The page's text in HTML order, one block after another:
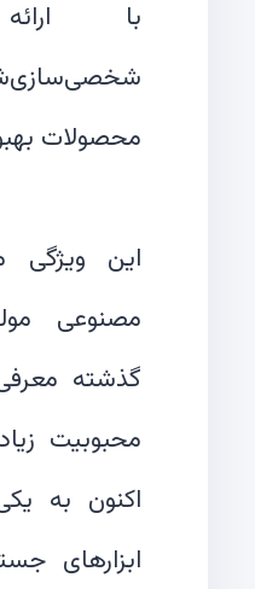
با
این
مصنوعی
گذشته
محبوبیت
اکنون به
ابزارهای